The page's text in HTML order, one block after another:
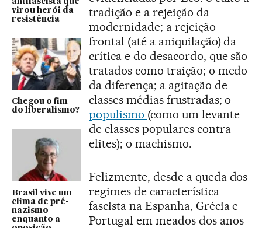
virou herói da
resistência
Chegou o fim
do liberalismo?
Brasil vive um
clima de pré-
nazismo
enquanto a
tradição e a rejeição da
modernidade; a rejeição
frontal (até a aniquilação) da
crítica e do desacordo, que são
tratados como traição; o medo
da diferença; a agitação de
classes médias frustradas; o
populismo (como um levante
de classes populares contra
elites); o machismo.
Felizmente, desde a queda dos
regimes de característica
fascista na Espanha, Grécia e
Portugal em meados dos anos